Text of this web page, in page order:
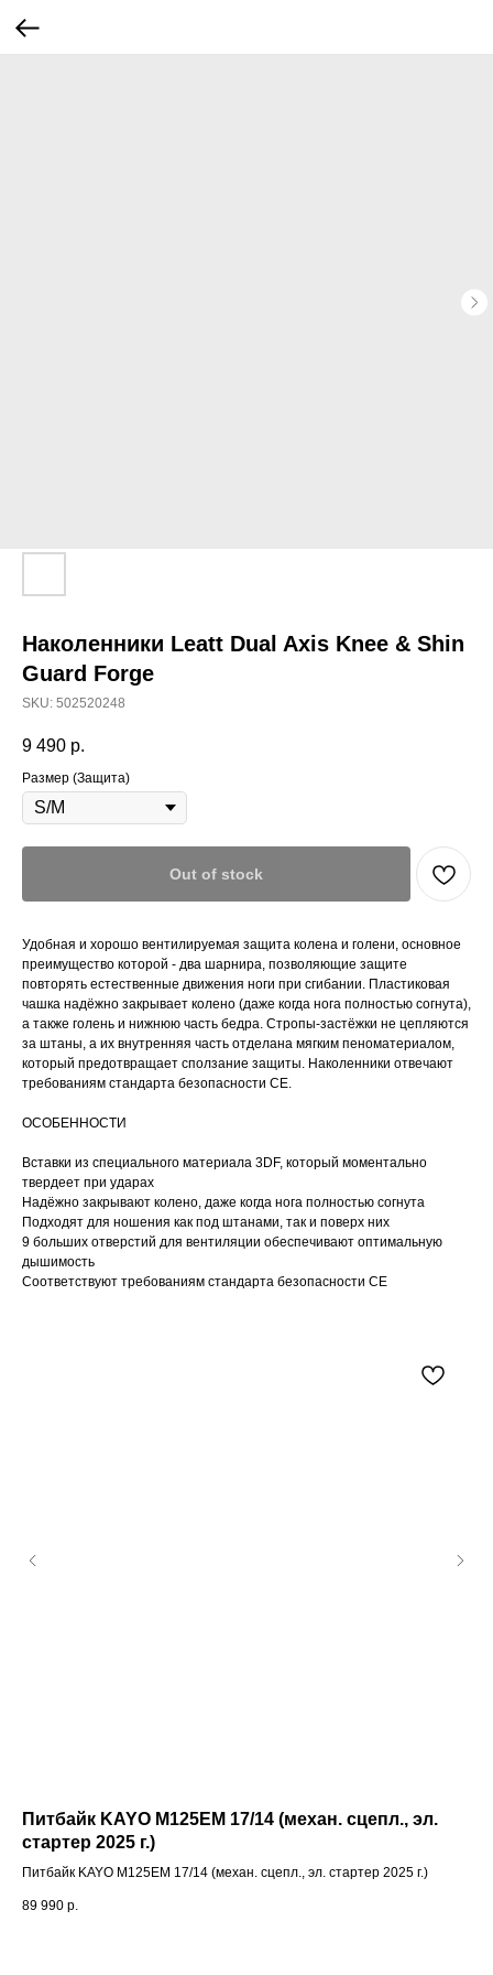
Наколенники Leatt Dual Axis Knee & Shin
Guard Forge
SKU: 502520248
9 490 р.
Размер (Защита)
Out of stock
Удобная и хорошо вентилируемая защита колена и голени, основное
преимущество которой - два шарнира, позволяющие защите
повторять естественные движения ноги при сгибании. Пластиковая
чашка надёжно закрывает колено (даже когда нога полностью согнута),
а также голень и нижнюю часть бедра. Стропы-застёжки не цепляются
за штаны, а их внутренняя часть отделана мягким пеноматериалом,
который предотвращает сползание защиты. Наколенники отвечают
требованиям стандарта безопасности CE.
ОСОБЕННОСТИ
Вставки из специального материала 3DF, который моментально
твердеет при ударах
Надёжно закрывают колено, даже когда нога полностью согнута
Подходят для ношения как под штанами, так и поверх них
9 больших отверстий для вентиляции обеспечивают оптимальную
дышимость
Соответствуют требованиям стандарта безопасности CE
Питбайк KAYO M125EM 17/14 (механ. сцепл., эл.
стартер 2025 г.)
Питбайк KAYO M125EM 17/14 (механ. сцепл., эл. стартер 2025 г.)
89 990 р.